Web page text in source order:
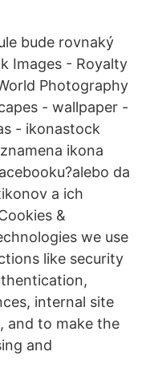
bude rovnaký
Images - Royalty
Photography
- wallpaper -
- ikonastock
ikona
da
a ich
&
we use
like security
internal site
and to make the
and